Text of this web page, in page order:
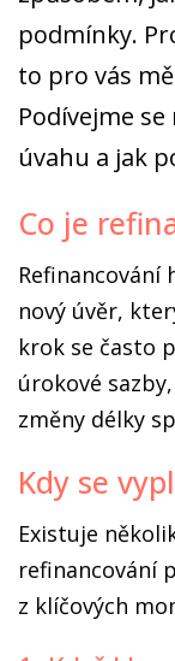
podmínky.
to pro vás
Podívejme
úvahu a jak
Co je
Refinancování
nový úvěr,
krok se často
úrokové
změny délky
Kdy se
Existuje
refinancování
z klíčových